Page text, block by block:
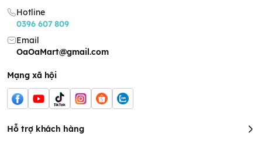
Hotline
0396 607 809
Email
OaOaMart@gmail.com
Mạng xã hội
Hỗ trợ khách hàng